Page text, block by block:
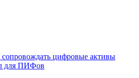
сопровождать цифровые активы
для ПИФов